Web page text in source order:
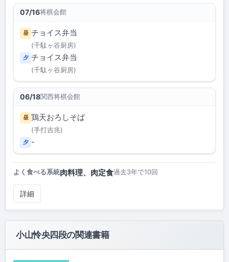
07/16将棋会館
昼 チョイス弁当
(千駄ヶ谷厨房)
夕 チョイス弁当
(千駄ヶ谷厨房)
06/18関西将棋会館
昼 鶏天おろしそば
(手打吉兆)
夕 -
よく食べる系統肉料理、肉定食過去3年で10回
詳細
小山怜央四段の関連書籍